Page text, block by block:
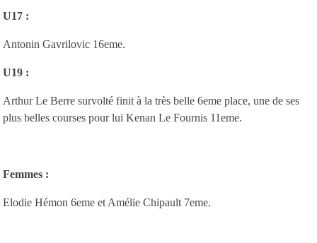
U17 :
Antonin Gavrilovic 16eme.
U19 :
Arthur Le Berre survolté finit à la très belle 6eme place, une de ses
plus belles courses pour lui Kenan Le Fournis 11eme.
Femmes :
Elodie Hémon 6eme et Amélie Chipault 7eme.